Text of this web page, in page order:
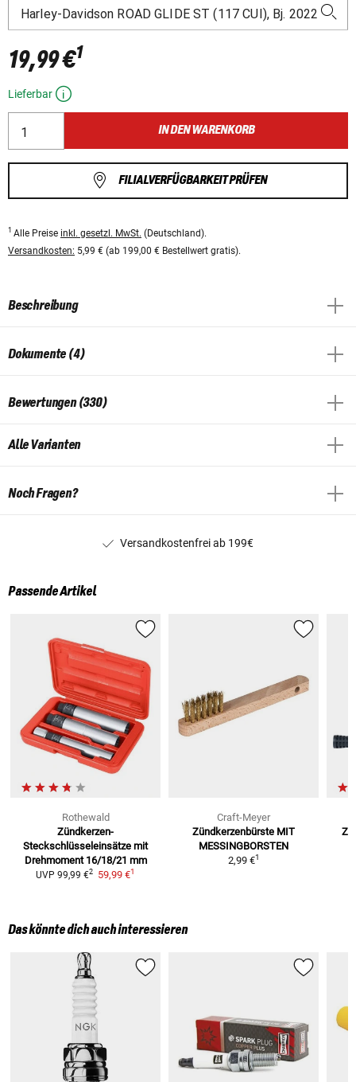
19,99 €1
Lieferbar
IN DEN WARENKORB
FILIALVERFÜGBARKEIT PRÜFEN
1 Alle Preise inkl. gesetzl. MwSt. (Deutschland).
Versandkosten: 5,99 € (ab 199,00 € Bestellwert gratis).
Beschreibung
Dokumente (4)
Bewertungen (330)
Alle Varianten
Noch Fragen?
Versandkostenfrei ab 199€
Passende Artikel
Rothewald
Zündkerzen-
Steckschlüsseleinsätze mit
Drehmoment 16/18/21 mm
UVP 99,99 €2 59,99 €1
Craft-Meyer
Zündkerzenbürste MIT
MESSINGBORSTEN
2,99 €1
Das könnte dich auch interessieren